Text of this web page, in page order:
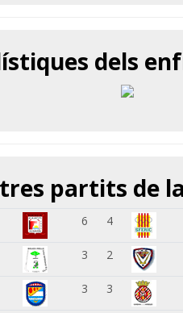
dels
partits de
6 4
3 2
3 3